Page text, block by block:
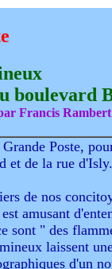
boulevard
Francis Rambert
Poste,
et de la rue d'Isly.
de nos
amusant
sont " des
laissent
d'un